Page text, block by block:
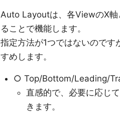
Auto Layoutは、各ViewのX軸
ることで機能します。
指定方法が1つではないので
すめします。
○ Top/Bottom/Leading/
直感的で、必要に応じ
きます。